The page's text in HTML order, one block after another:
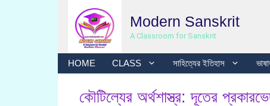
Modern Sanskrit
A Classroom for Sanskrit
HOME CLASS সাহিত্যের ইতিহাস
কৌটিল্যের অর্থশাস্ত্র: দূতের